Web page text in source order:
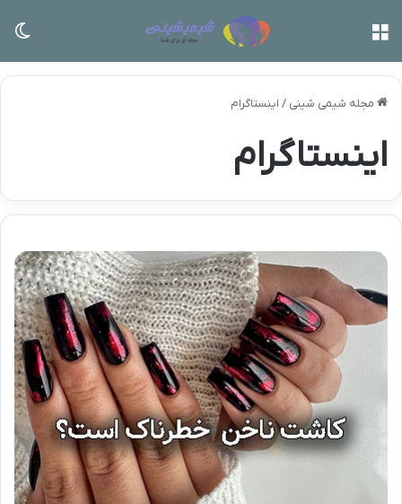
مجله شیمی شینی / اینستاگرام
اینستاگرام